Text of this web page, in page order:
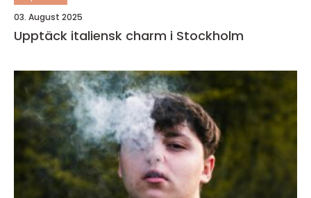
03. August 2025
Upptäck italiensk charm i Stockholm